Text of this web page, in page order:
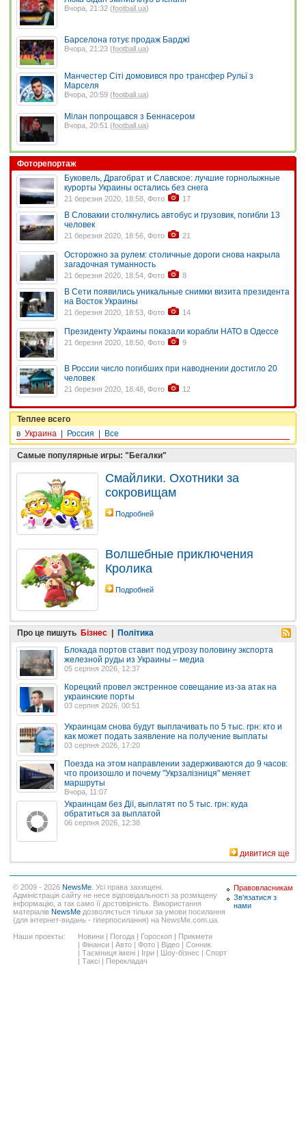
Вчора, 21:32 (football.ua)
Барселона готує продаж Барджі
Вчора, 21:23 (football.ua)
Манчестер Сіті домовився про трансфер Рульї з
Марселя
Вчора, 20:59 (football.ua)
Мілан попрощався з Беннасером
Вчора, 20:51 (football.ua)
Фоторепортаж
Буковель, Драгобрат и Славское: лучшие горнолыжные
курорты Украины остались без снега
21 березня 2020, 18:58, Фото 17
В Словакии столкнулись автобус и грузовик, погибли 13
человек
21 березня 2020, 18:56, Фото 21
Осторожно за рулем: столичные дороги снова накрыла
загадочная туманность
21 березня 2020, 18:54, Фото 8
В Сети появились уникальные снимки визита президента
на Восток Украины
21 березня 2020, 18:53, Фото 14
Президенту Украины показали корабли НАТО в Одессе
21 березня 2020, 18:50, Фото 9
В России число погибших при наводнении достигло 20
человек
21 березня 2020, 18:48, Фото 12
Теплее всего
в Украина Россия Все
Самые популярные игры: "Бегалки"
Смайлики. Охотники за
сокровищам
Подробней
Волшебные приключения
Кролика
Подробней
Про це пишуть Бізнес
Політика
Блокада портов ставит под угрозу половину экспорта
железной руды из Украины – медиа
05 серпня 2026, 12:37
Корецкий провел экстренное совещание из-за атак на
украинские порты
03 серпня 2026, 00:51
Украинцам снова будут выплачивать по 5 тыс. грн: кто и
как может подать заявление на получение выплаты
03 серпня 2026, 17:20
Поезда на этом направлении задерживаются до 9 часов:
что произошло и почему "Укрзалізниця" меняет
маршруты
Вчора, 11:07
Украинцам без Дії, выплатят по 5 тыс. грн: куда
обратиться за выплатой
06 серпня 2026, 12:38
дивитися ще
© 2009 - 2026 NewsMe . Усі права захищені.
Адміністрація сайту не несе відповідальності за розміщену
інформацію, а так само її достовірність. Використання
матеріалів NewsMe дозволяється тільки за умови посилання
(для інтернет-видань - гіперпосилання) на NewsMe.com.ua.
Наши проекты:
Новини | Погода | Гороскоп | Прикмети
| Фінанси | Авто | Фото | Відео | Сонник
| Таємниця імені | Ігри | Шоу-бізнес | Спорт
| Таксі | Перекладач
Правовласникам
Зв'язатися з
нами